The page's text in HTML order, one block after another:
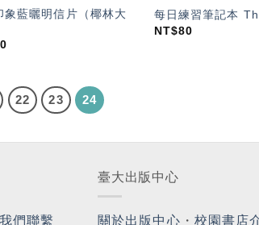
象藍曬明信片（椰林大
每日練習筆記本
NT$80
22 23 24
們聯繫
臺大出版中心
關於出版中心 ・ 校園書店